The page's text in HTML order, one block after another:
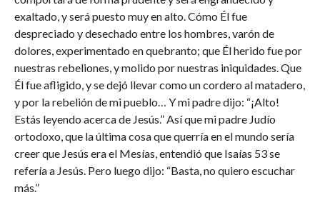
exaltado, y será puesto muy en alto. Cómo Él fue
despreciado y desechado entre los hombres, varón de
dolores, experimentado en quebranto; que Él herido fue por
nuestras rebeliones, y molido por nuestras iniquidades. Que
Él fue afligido, y se dejó llevar como un cordero al matadero,
y por la rebelión de mi pueblo… Y mi padre dijo: “¡Alto!
Estás leyendo acerca de Jesús.” Así que mi padre Judío
ortodoxo, que la última cosa que querría en el mundo sería
creer que Jesús era el Mesías, entendió que Isaías 53 se
refería a Jesús. Pero luego dijo: “Basta, no quiero escuchar
más.”